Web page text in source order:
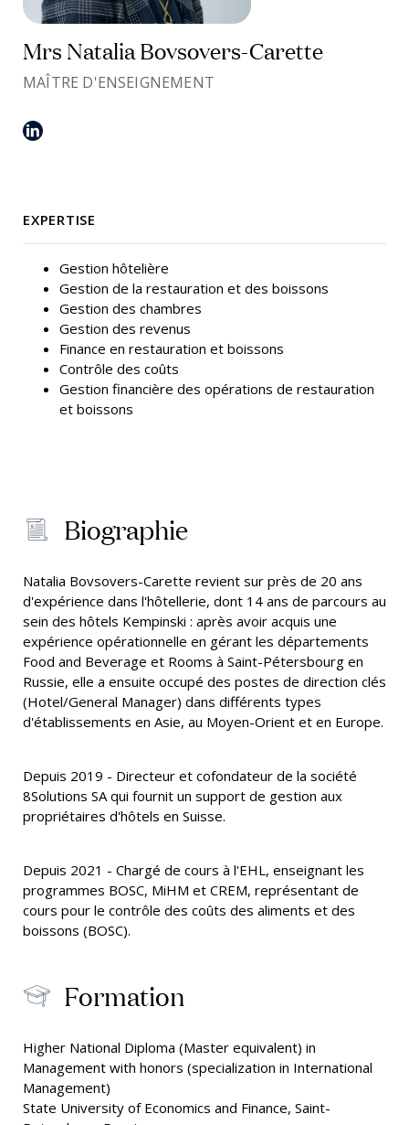
Mrs Natalia Bovsovers-Carette
MAÎTRE D'ENSEIGNEMENT
EXPERTISE
Gestion hôtelière
Gestion de la restauration et des boissons
Gestion des chambres
Gestion des revenus
Finance en restauration et boissons
Contrôle des coûts
Gestion financière des opérations de restauration
et boissons
Biographie
Natalia Bovsovers-Carette revient sur près de 20 ans
d'expérience dans l'hôtellerie, dont 14 ans de parcours au
sein des hôtels Kempinski : après avoir acquis une
expérience opérationnelle en gérant les départements
Food and Beverage et Rooms à Saint-Pétersbourg en
Russie, elle a ensuite occupé des postes de direction clés
(Hotel/General Manager) dans différents types
d'établissements en Asie, au Moyen-Orient et en Europe.
Depuis 2019 - Directeur et cofondateur de la société
8Solutions SA qui fournit un support de gestion aux
propriétaires d'hôtels en Suisse.
Depuis 2021 - Chargé de cours à l'EHL, enseignant les
programmes BOSC, MiHM et CREM, représentant de
cours pour le contrôle des coûts des aliments et des
boissons (BOSC).
Formation
Higher National Diploma (Master equivalent) in
Management with honors (specialization in International
Management)
State University of Economics and Finance, Saint-